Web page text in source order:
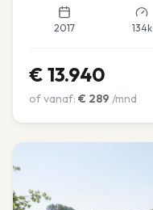
2017 134k
€ 13.940
of vanaf: € 289 /mnd